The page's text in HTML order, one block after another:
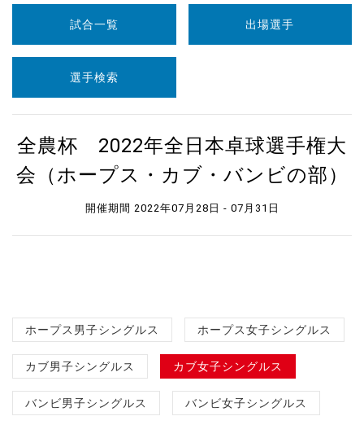
試合一覧 出場選手
選手検索
全農杯 2022年全日本卓球選手権大
会（ホープス・カブ・バンビの部）
開催期間 2022年07月28日 - 07月31日
ホープス男子シングルス ホープス女子シングルス
カブ男子シングルス カブ女子シングルス
バンビ男子シングルス バンビ女子シングルス